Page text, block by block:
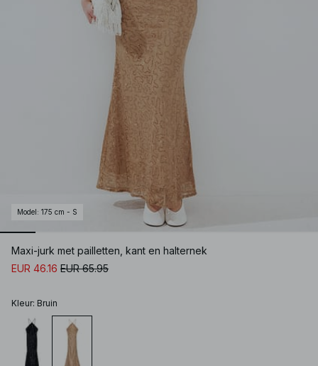
Model : 175 cm - S
Maxi-jurk met pailletten, kant en halternek
EUR 46.16 EUR 65.95
Kleur: Bruin